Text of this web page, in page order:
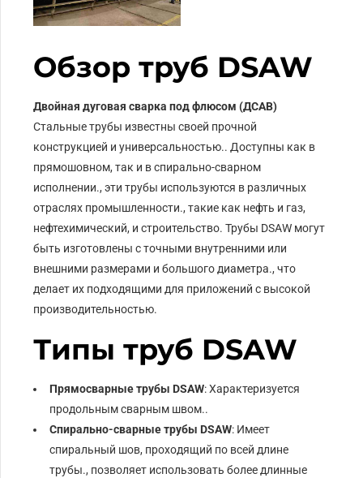
Обзор труб DSAW
Двойная дуговая сварка под флюсом (ДСАВ)
Стальные трубы известны своей прочной
конструкцией и универсальностью.. Доступны как в
прямошовном, так и в спирально-сварном
исполнении., эти трубы используются в различных
отраслях промышленности., такие как нефть и газ,
нефтехимический, и строительство. Трубы DSAW могут
быть изготовлены с точными внутренними или
внешними размерами и большого диаметра., что
делает их подходящими для приложений с высокой
производительностью.
Типы труб DSAW
Прямосварные трубы DSAW: Характеризуется
продольным сварным швом..
Спирально-сварные трубы DSAW: Имеет
спиральный шов, проходящий по всей длине
трубы., позволяет использовать более длинные